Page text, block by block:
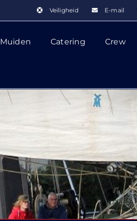
Veiligheid E-mail
Muiden Catering Crew